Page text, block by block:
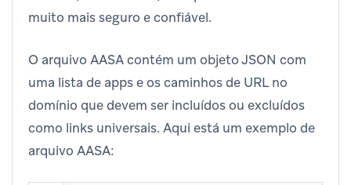
muito mais seguro e confiável.
O arquivo AASA contém um objeto JSON com
uma lista de apps e os caminhos de URL no
domínio que devem ser incluídos ou excluídos
como links universais. Aqui está um exemplo de
arquivo AASA: